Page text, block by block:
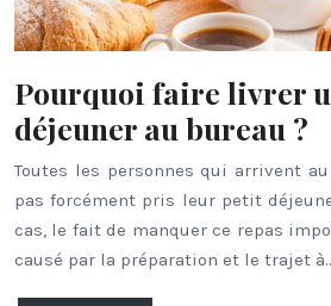
Pourquoi faire livrer
déjeuner au bureau ?
Toutes les personnes qui arrivent
pas forcément pris leur petit
cas, le fait de manquer ce repas
causé par la préparation et le trajet